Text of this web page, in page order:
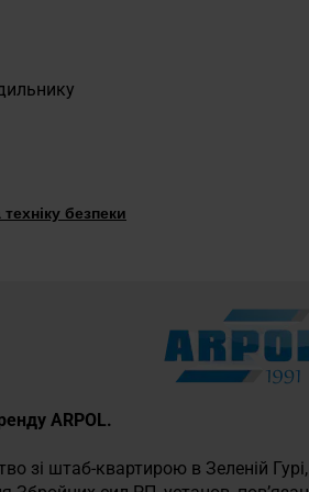
безпеки
ARPOL.
зі штаб-квартирою в Зеленій